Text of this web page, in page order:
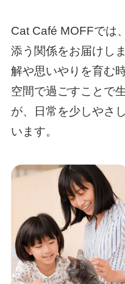
Cat Café MOFFでは
添う関係をお届けし
解や思いやりを育む
空間で過ごすことで
が、日常を少しやさ
います。